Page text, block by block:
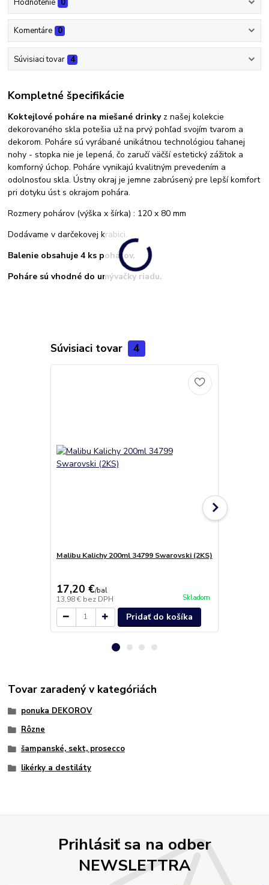
Hodnotenie 0
Komentáre 0
Súvisiaci tovar 4
Kompletné špecifikácie
Koktejlové poháre na miešané drinkyz našej kolekcie
dekorovaného skla potešia už na prvý pohľad svojím tvarom a
dekorom. Poháre sú vyrábané unikátnou technológiou ťahanej
nohy - stopka nie je lepená, čo zaručí väčší estetický zážitok a
komforný úchop. Poháre vynikajú kvalitným prevedením a
odolnosťou skla. Ústny okraj je jemne zabrúsený pre lepší komfort
pri dotyku úst s okrajom pohára.
Rozmery pohárov (výška x šírka) : 120 x 80 mm
Dodávame v darčekovej krabici.
Balenie obsahuje 4 ks pohárov.
Poháre sú vhodné do umývačky riadu.
Súvisiaci tovar 4
Malibu Kalichy 200ml 34799 Swarovski (2KS)
17,20 €/bal
13,98 € bez DPH Skladom
Pridať do košíka
Tovar zaradený v kategóriách
ponuka DEKOROV
Rôzne
šampanské, sekt, prosecco
likérky a destiláty
Prihlásiť sa na odber
NEWSLETTRA